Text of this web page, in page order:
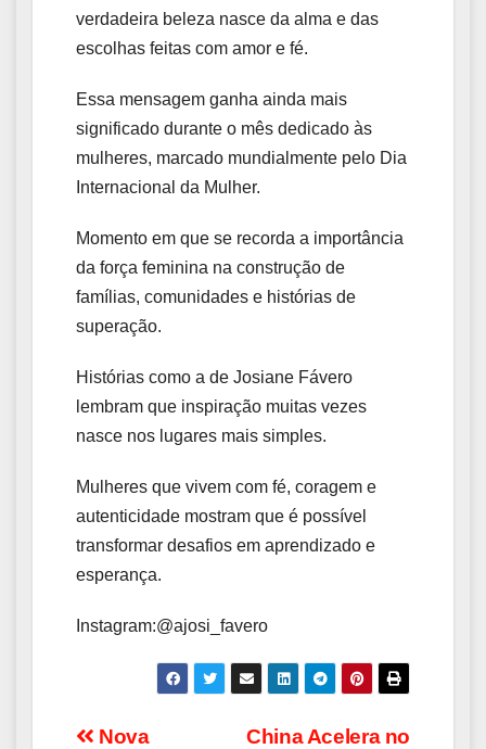
verdadeira beleza nasce da alma e das
escolhas feitas com amor e fé.
Essa mensagem ganha ainda mais
significado durante o mês dedicado às
mulheres, marcado mundialmente pelo Dia
Internacional da Mulher.
Momento em que se recorda a importância
da força feminina na construção de
famílias, comunidades e histórias de
superação.
Histórias como a de Josiane Fávero
lembram que inspiração muitas vezes
nasce nos lugares mais simples.
Mulheres que vivem com fé, coragem e
autenticidade mostram que é possível
transformar desafios em aprendizado e
esperança.
Instagram:@ajosi_favero
China Acelera no
Nova